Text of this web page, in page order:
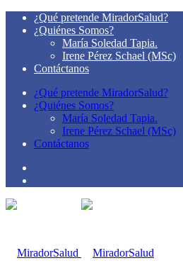
¿Qué pretende MiradorSalud?
¿Quiénes Somos?
María Soledad Tapia.
Irene Pérez Schael (MSc)
Contáctanos
¿Qué pretende MiradorSalud?
¿Quiénes Somos?
María Soledad Tapia.
Irene Pérez Schael (MSc)
Contáctanos